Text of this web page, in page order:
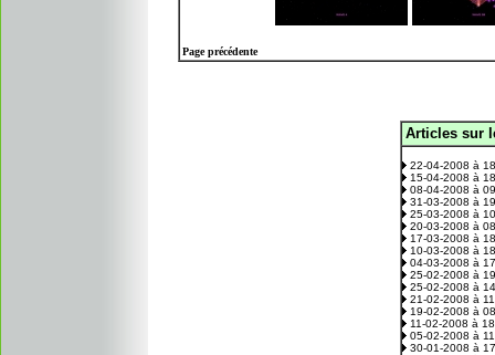
Page précédente
Articles sur
22-04-2008 à
15-04-2008 à
08-04-2008 à
31-03-2008 à
25-03-2008 à
20-03-2008 à
17-03-2008 à
10-03-2008 à
04-03-2008 à
25-02-2008 à
25-02-2008 à
21-02-2008 à
19-02-2008 à
11-02-2008 à
05-02-2008 à
30-01-2008 à